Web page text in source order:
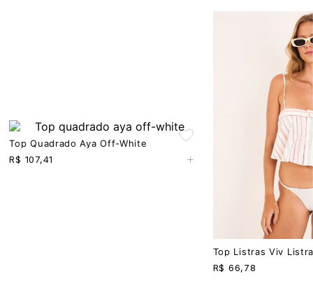
Top Quadrado Aya Off-White
+
R$ 107,41
Top Listras Viv
R$ 66,78